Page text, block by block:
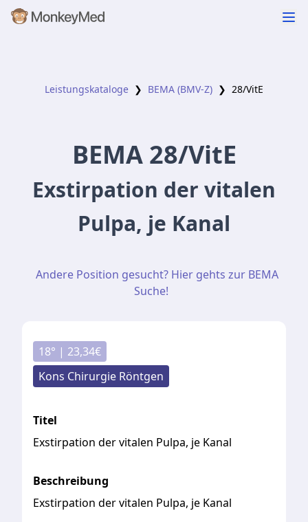
Leistungskataloge ❯ BEMA (BMV-Z) ❯ 28/VitE
BEMA 28/VitE
Exstirpation der vitalen
Pulpa, je Kanal
Andere Position gesucht? Hier gehts zur BEMA
Suche!
18° | 23,34€
Kons Chirurgie Röntgen
Titel
Exstirpation der vitalen Pulpa, je Kanal
Beschreibung
Exstirpation der vitalen Pulpa, je Kanal